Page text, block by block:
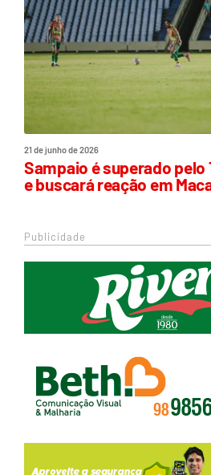
21 de junho de 2026
Sampaio é superado pelo
e buscará reação em
Publicidade